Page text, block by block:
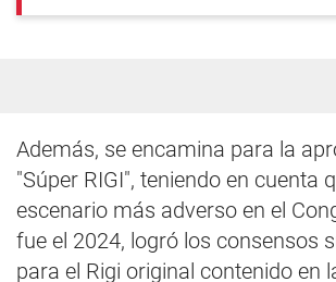
Además, se encamina para la
"Súper RIGI", teniendo en cuenta
escenario más adverso en el
fue el 2024, logró los consensos
para el Rigi original contenido en